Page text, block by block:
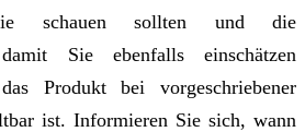
schauen sollten und die
Sie ebenfalls einschätzen
Produkt bei vorgeschriebener
ist. Informieren Sie sich, wann